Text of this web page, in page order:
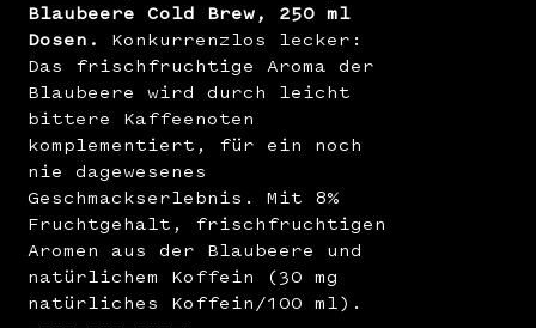
Blaubeere Cold Brew, 250 ml
Dosen.
Konkurrenzlos lecker:
Das frischfruchtige Aroma der
Blaubeere wird durch leicht
bittere Kaffeenoten
komplementiert, für ein noch
nie dagewesenes
Geschmackserlebnis. Mit 8%
Fruchtgehalt, frischfruchtigen
Aromen aus der Blaubeere und
natürlichem Koffein (30 mg
natürliches Koffein/100 ml).